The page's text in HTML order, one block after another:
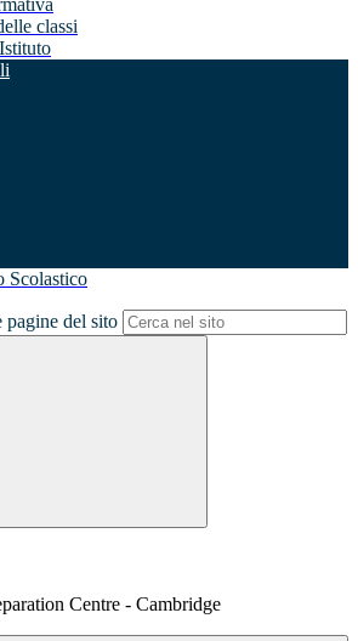
classi
Scolastico
pagine del sito
Centre - Cambridge